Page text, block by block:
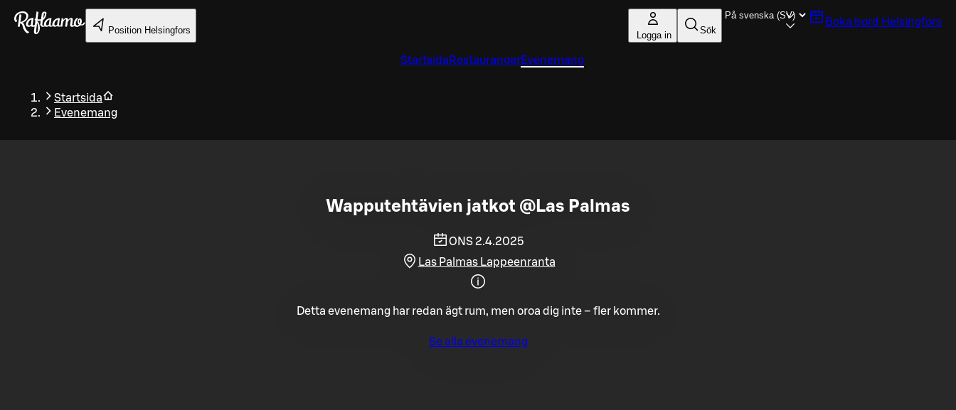
Gå till huvudinnehållet
Position Helsingfors Logga in Sök
Boka bord Helsingfors
Startsida RestaurangerEvenemang
Startsida
Evenemang
Tillbaka
Wapputehtävien jatkot @Las Palmas
ONS 2.4.2025
Las Palmas Lappeenranta
Detta evenemang har redan ägt rum, men oroa dig inte – fler kommer.
Se alla evenemang